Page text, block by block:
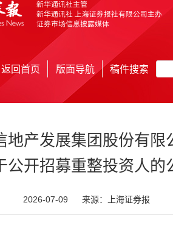
返回首页 版面导航 稿件搜索
地产发展集团股份有限
公开招募重整投资人的
2026-07-09 来源：上海证券报